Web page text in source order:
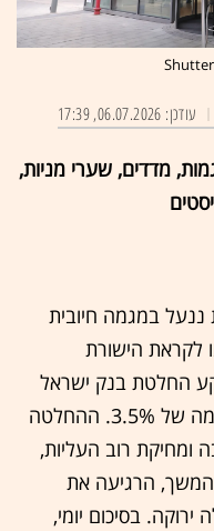
עודכן: 06.07.2026, 17:39
מדדים, שערי מניות,
ננעל במגמה חיובית
לקראת הישורת
החלטת בנק ישראל
להפחית את הריבית ברבע אחוז לרמה של 3.5%. ההחלטה
ומחיקת רוב העליות,
הרגיעה את
בסיכום יומי,